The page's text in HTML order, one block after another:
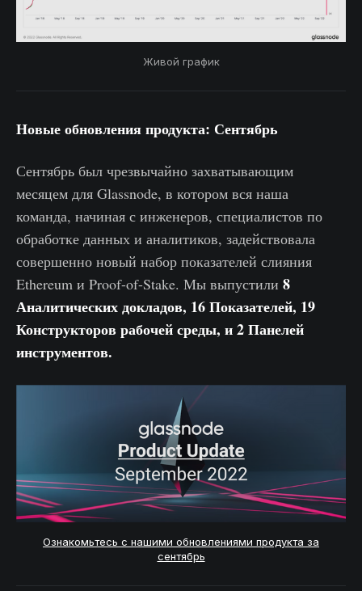
Живой график
Новые обновления продукта: Сентябрь
Сентябрь был чрезвычайно захватывающим
месяцем для Glassnode, в котором вся наша
команда, начиная с инженеров, специалистов по
обработке данных и аналитиков, задействовала
совершенно новый набор показателей слияния
Ethereum и Proof-of-Stake. Мы выпустили 8
Аналитических докладов, 16 Показателей, 19
Конструкторов рабочей среды, и 2 Панелей
инструментов.
Ознакомьтесь с нашими обновлениями продукта за
сентябрь